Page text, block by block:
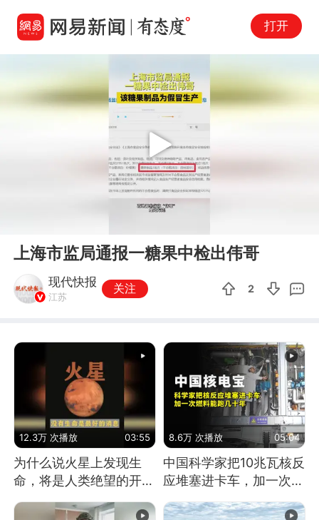
打开
Play
上海市监局通报一糖果中检出伟哥
现代快报
江苏
关注 2
12.3万 次播放 03:55
为什么说火星上发现生
命，将是人类绝望的开
始？
8.6万 次播放 05:04
中国科学家把10兆瓦核反
应堆塞进卡车，加一次燃
料能跑几十年